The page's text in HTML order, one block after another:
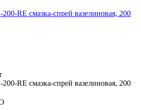
RE смазка-спрей вазелиновая, 200
RE смазка-спрей вазелиновая, 200